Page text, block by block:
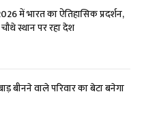
में भारत का ऐतिहासिक प्रदर्शन,
स्थान पर रहा देश
बीनने वाले परिवार का बेटा बनेगा